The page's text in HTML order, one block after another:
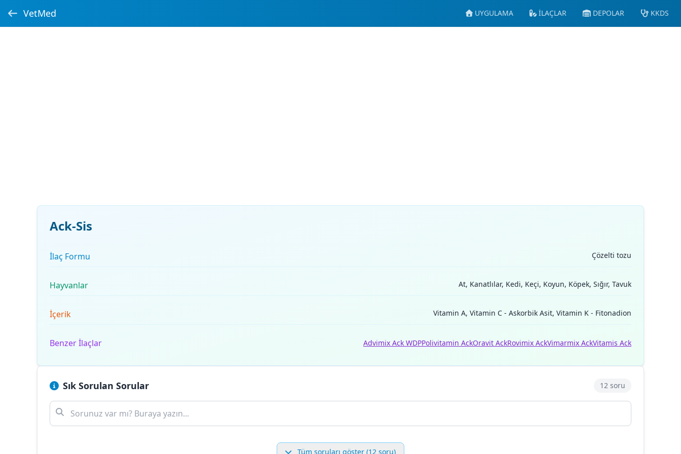
VetMed UYGULAMA İLAÇLAR DEPOLAR KKDS
Ack-Sis
İlaç Formu Çözelti tozu
Hayvanlar At, Kanatlılar, Kedi, Keçi, Koyun, Köpek, Sığır, Tavuk
İçerik Vitamin A, Vitamin C - Askorbik Asit, Vitamin K - Fitonadion
Benzer İlaçlar Advimix Ack WDPPolivitamin AckOravit AckRovimix AckVimarmix AckVitamis Ack
Sık Sorulan Sorular 12 soru
Tüm soruları göster (12 soru)